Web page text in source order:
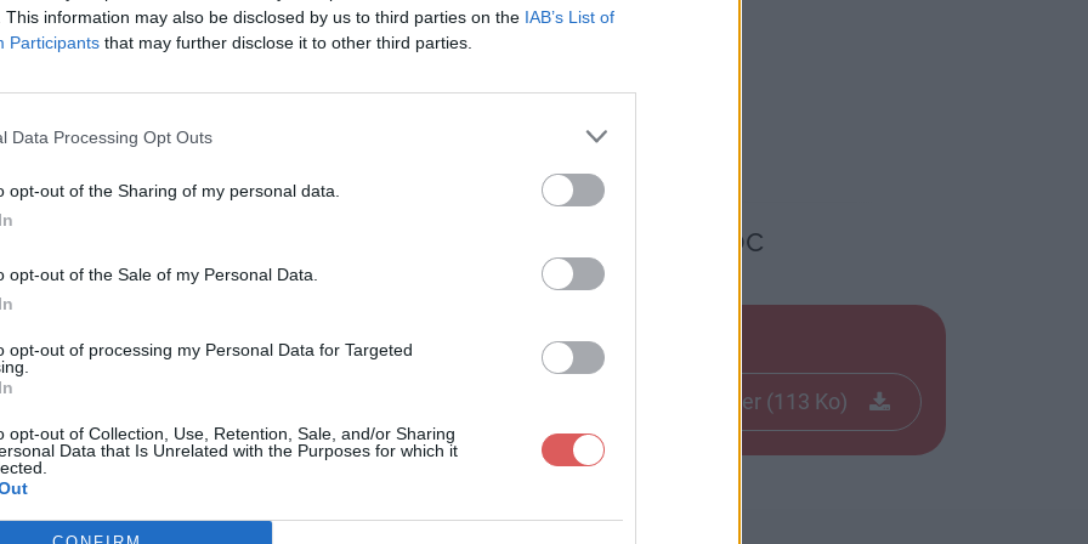
This information may also be disclosed by us to third parties on the IAB’s List of
Participants that may further disclose it to other third parties.
Data Processing Opt Outs
opt-out of the Sharing of my personal data.
opt-out of the Sale of my Personal Data.
opt-out of processing my Personal Data for Targeted
opt-out of Collection, Use, Retention, Sale, and/or Sharing
Data that Is Unrelated with the Purposes for which it
IV - Groupes, roles et stauts sociaux - BIS.doc
roles et stauts sociaux - BIS.doc
Télécharger le fichier (113 Ko)